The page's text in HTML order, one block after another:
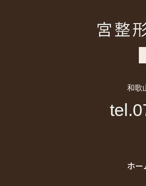
和歌
ホー